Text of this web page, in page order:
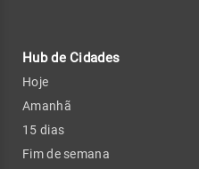
Hub de Cidades
Hoje
Amanhã
15 dias
Fim de semana